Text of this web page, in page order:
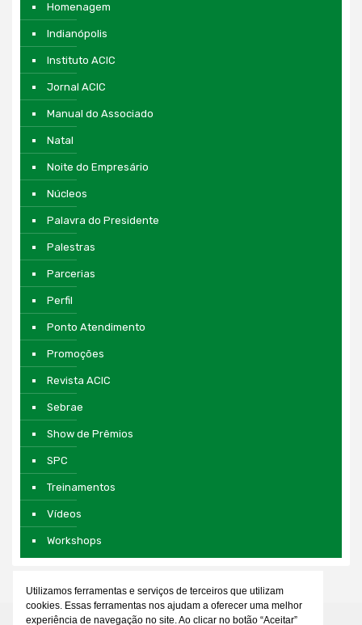
Homenagem
Indianópolis
Instituto ACIC
Jornal ACIC
Manual do Associado
Natal
Noite do Empresário
Núcleos
Palavra do Presidente
Palestras
Parcerias
Perfil
Ponto Atendimento
Promoções
Revista ACIC
Sebrae
Show de Prêmios
SPC
Treinamentos
Vídeos
Workshops
Utilizamos ferramentas e serviços de terceiros que utilizam
cookies. Essas ferramentas nos ajudam a oferecer uma melhor
experiência de navegação no site. Ao clicar no botão “Aceitar”